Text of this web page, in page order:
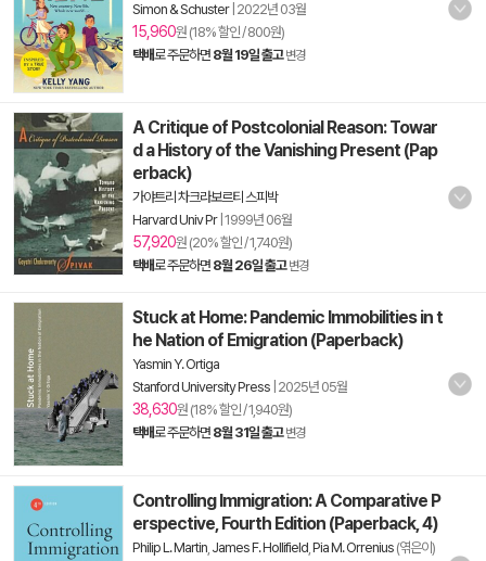
Simon & Schuster| 2022년 03월
15,960원 (18% 할인 / 800원)
택배로 주문하면 8월 19일 출고 변경
A Critique of Postcolonial Reason: Towar
d a History of the Vanishing Present (Pap
erback)
가야트리 차크라보르티 스피박
Harvard Univ Pr| 1999년 06월
57,920원 (20% 할인 / 1,740원)
택배로 주문하면 8월 26일 출고 변경
Stuck at Home: Pandemic Immobilities in t
he Nation of Emigration (Paperback)
Yasmin Y. Ortiga
Stanford University Press 2025년 05월
38,630원 (18% 할인 / 1,940원)
택배로 주문하면 8월 31일 출고 변경
Controlling Immigration: A Comparative P
erspective, Fourth Edition (Paperback, 4)
Philip L. Martin James F. Hollifield Pia M. Orrenius (엮은이)